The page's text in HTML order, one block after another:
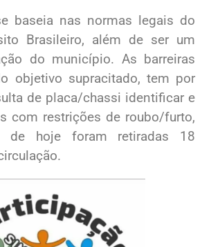
baseia nas normas legais do
Brasileiro, além de ser um
do município. As barreiras
objetivo supracitado, tem por
de placa/chassi identificar e
com restrições de roubo/furto,
de hoje foram retiradas 18